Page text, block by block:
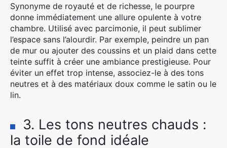
Synonyme de royauté et de richesse, le pourpre
donne immédiatement une allure opulente à votre
chambre. Utilisé avec parcimonie, il peut sublimer
l’espace sans l’alourdir. Par exemple, peindre un pan
de mur ou ajouter des coussins et un plaid dans cette
teinte suffit à créer une ambiance prestigieuse. Pour
éviter un effet trop intense, associez-le à des tons
neutres et à des matériaux doux comme le satin ou le
lin.
3. Les tons neutres chauds :
la toile de fond idéale